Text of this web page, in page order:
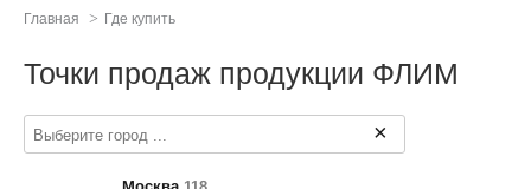
Главная > Где купить
Точки продаж продукции ФЛИМ
×